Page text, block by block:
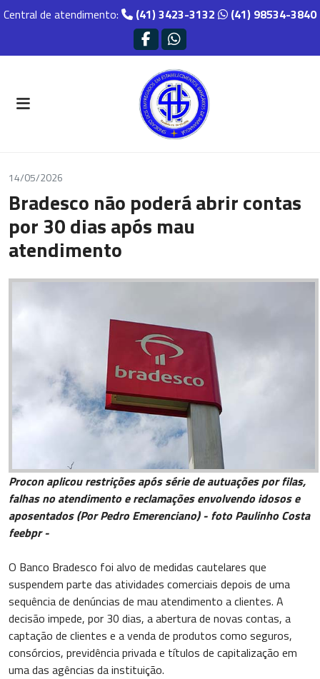
Central de atendimento: (41) 3423-3132 (41) 98534-3840
14/05/2026
Bradesco não poderá abrir contas
por 30 dias após mau
atendimento
Procon aplicou restrições após série de autuações por filas,
falhas no atendimento e reclamações envolvendo idosos e
aposentados (Por Pedro Emerenciano) - foto Paulinho Costa
feebpr -
O Banco Bradesco foi alvo de medidas cautelares que
suspendem parte das atividades comerciais depois de uma
sequência de denúncias de mau atendimento a clientes. A
decisão impede, por 30 dias, a abertura de novas contas, a
captação de clientes e a venda de produtos como seguros,
consórcios, previdência privada e títulos de capitalização em
uma das agências da instituição.